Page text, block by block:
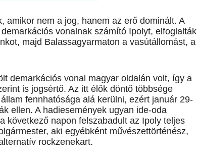
amikor nem a jog, hanem az erő dominált. A
vonalnak számító Ipolyt, elfoglalták
majd Balassagyarmaton a vasútállomást, a
demarkációs vonal magyar oldalán volt, így a
is jogsértő. Az itt élők döntő többsége
fennhatósága alá kerülni, ezért január 29-
ellen. A hadiesemények ugyan ide-oda
következő napon felszabadult az Ipoly teljes
aki egyébként művészettörténész,
rockzenekart.